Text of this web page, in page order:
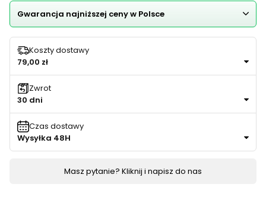
Gwarancja najniższej ceny w Polsce
Koszty dostawy
79,00 zł
Zwrot
30 dni
Czas dostawy
Wysyłka 48H
Masz pytanie? Kliknij i napisz do nas